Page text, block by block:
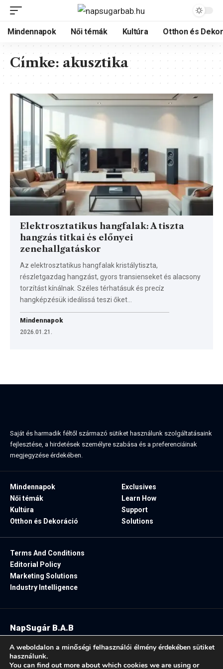
Mindennapok Női témák Kultúra Otthon és
Címke: akusztika
Elektrosztatikus hangfalak: A tiszta
hangzás titkai és előnyei
zenehallgatáskor
Az elektrosztatikus hangfalak kristálytiszta,
részletgazdag hangzást, gyors transienseket és alacsony
torzítást kínálnak. Széles térhatásuk és precíz
hangképzésük ideálissá teszi őket…
Mindennapok
2026.01.21.
Saját és harmadik féltől származó sütiket használunk szolgáltatásaink
fejlesztése, a hirdetések személyre szabása és a preferenciáinak
megjegyzése érdekében.
Mindennapok
Női témák
Kultúra
Otthon és Dekoráció
Exclusives
Learn How
Support
Solutions
Terms And Conditions
Editorial Policy
Marketing Solutions
Industry Intelligence
NapSugár B.A.B
A weboldalon a minőségi felhasználói élmény érdekében sütiket
használunk.
You can find out more about which cookies we are using or